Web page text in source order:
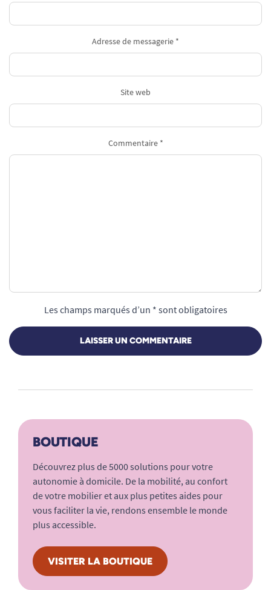
Adresse de messagerie *
Site web
Commentaire *
Les champs marqués d’un * sont obligatoires
LAISSER UN COMMENTAIRE
BOUTIQUE
Découvrez plus de 5000 solutions pour votre
autonomie à domicile. De la mobilité, au confort
de votre mobilier et aux plus petites aides pour
vous faciliter la vie, rendons ensemble le monde
plus accessible.
VISITER LA BOUTIQUE